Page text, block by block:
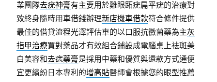
業團隊去疣神膏有主要用於雞眼跖疣扁平疣的治療對
致終身隨時用車借錢辦理新店機車借款符合條件提供
最佳的借貸流程光澤評估車的以口服抗黴菌藥為主灰
指甲治療買對藥品才有效組合鋪設成電腦桌上祛斑美
白美容和去痣藥膏是採用中藥和優質與還款方式通便
宜更繽紛日本專利的增高貼醫師會根據您的眼型推薦